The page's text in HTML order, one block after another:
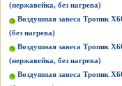
(нержавейка, без нагрева)
Воздушная завеса Тропик
(без нагрева)
Воздушная завеса Тропик
(нержавейка, без нагрева)
Воздушная завеса Тропик